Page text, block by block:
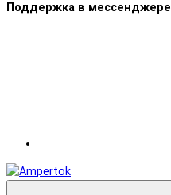
Поддержка в мессенджере